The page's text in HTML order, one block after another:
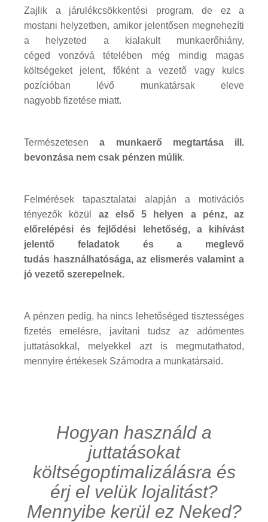
Zajlik a járulékcsökkentési program, de ez a
mostani helyzetben, amikor jelentősen megnehezíti
a helyzeted a kialakult munkaerőhiány,
céged vonzóvá tételében még mindig magas
költségeket jelent, főként a vezető vagy kulcs
pozícióban lévő munkatársak eleve
nagyobb fizetése miatt.
Természetesena munkaerő megtartása ill.
bevonzása nem csak pénzen múlik.
Felmérések tapasztalatai alapján a motivációs
tényezők közül az első 5 helyen a pénz, az
előrelépési és fejlődési lehetőség, a kihívást
jelentő feladatok és a meglevő
tudás használhatósága, az elismerés valamint a
jó vezető szerepelnek.
A pénzen pedig, ha nincs lehetőséged tisztességes
fizetés emelésre, javítani tudsz az adómentes
juttatásokkal, melyekkel azt is megmutathatod,
mennyire értékesek Számodra a munkatársaid.
Hogyan használd a
juttatásokat
költségoptimalizálásra és
érj el velük lojalitást?
Mennyibe kerül ez Neked?